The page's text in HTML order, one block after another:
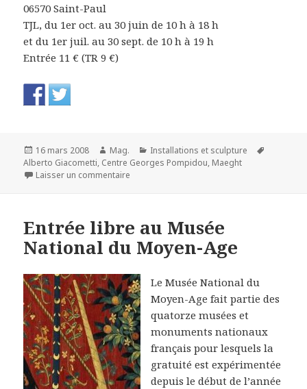
06570 Saint-Paul
TJL, du 1er oct. au 30 juin de 10 h à 18 h
et du 1er juil. au 30 sept. de 10 h à 19 h
Entrée 11 € (TR 9 €)
Publié
le
16 mars 2008 Auteur
Mag. Catégories
Installations et sculpture
Alberto Giacometti, Centre Georges Pompidou, Maeght
Laisser un commentaire
Entrée libre au Musée
National du Moyen-Age
Le Musée National du
Moyen-Age fait partie des
quatorze musées et
monuments nationaux
français pour lesquels la
gratuité est expérimentée
depuis le début de l’année